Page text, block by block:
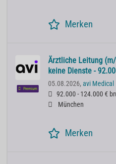
Merken
Premium
Ärztliche Leitung
keine Dienste -
05.08.2026, avi Medical
92.000 - 124.000 €
München
Merken